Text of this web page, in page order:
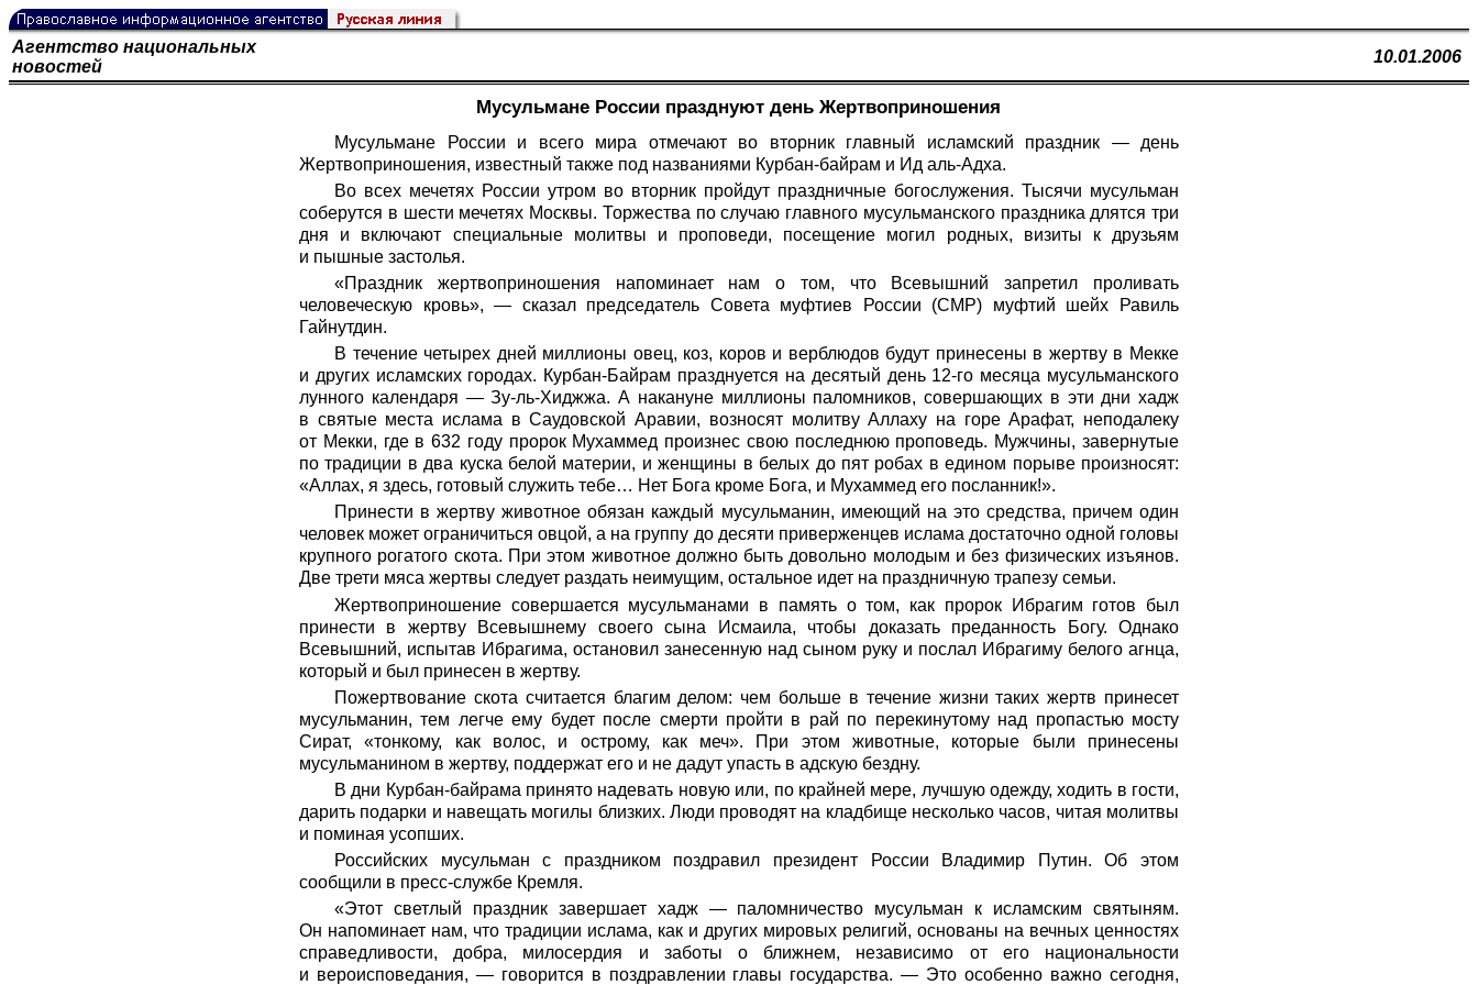
Агентство национальных
новостей
10.01.2006
Мусульмане России празднуют день Жертвоприношения
Мусульмане России и всего мира отмечают во вторник главный исламский праздник — день
Жертвоприношения, известный также под названиями Курбан-байрам и Ид аль-Адха.
Во всех мечетях России утром во вторник пройдут праздничные богослужения. Тысячи мусульман
соберутся в шести мечетях Москвы. Торжества по случаю главного мусульманского праздника длятся три
дня и включают специальные молитвы и проповеди, посещение могил родных, визиты к друзьям
и пышные застолья.
«Праздник жертвоприношения напоминает нам о том, что Всевышний запретил проливать
человеческую кровь», — сказал председатель Совета муфтиев России (СМР) муфтий шейх Равиль
Гайнутдин.
В течение четырех дней миллионы овец, коз, коров и верблюдов будут принесены в жертву в Мекке
и других исламских городах. Курбан-Байрам празднуется на десятый день 12-го месяца мусульманского
лунного календаря — Зу-ль-Хиджжа. А накануне миллионы паломников, совершающих в эти дни хадж
в святые места ислама в Саудовской Аравии, возносят молитву Аллаху на горе Арафат, неподалеку
от Мекки, где в 632 году пророк Мухаммед произнес свою последнюю проповедь. Мужчины, завернутые
по традиции в два куска белой материи, и женщины в белых до пят робах в едином порыве произносят:
«Аллах, я здесь, готовый служить тебе… Нет Бога кроме Бога, и Мухаммед его посланник!».
Принести в жертву животное обязан каждый мусульманин, имеющий на это средства, причем один
человек может ограничиться овцой, а на группу до десяти приверженцев ислама достаточно одной головы
крупного рогатого скота. При этом животное должно быть довольно молодым и без физических изъянов.
Две трети мяса жертвы следует раздать неимущим, остальное идет на праздничную трапезу семьи.
Жертвоприношение совершается мусульманами в память о том, как пророк Ибрагим готов был
принести в жертву Всевышнему своего сына Исмаила, чтобы доказать преданность Богу. Однако
Всевышний, испытав Ибрагима, остановил занесенную над сыном руку и послал Ибрагиму белого агнца,
который и был принесен в жертву.
Пожертвование скота считается благим делом: чем больше в течение жизни таких жертв принесет
мусульманин, тем легче ему будет после смерти пройти в рай по перекинутому над пропастью мосту
Сират, «тонкому, как волос, и острому, как меч». При этом животные, которые были принесены
мусульманином в жертву, поддержат его и не дадут упасть в адскую бездну.
В дни Курбан-байрама принято надевать новую или, по крайней мере, лучшую одежду, ходить в гости,
дарить подарки и навещать могилы близких. Люди проводят на кладбище несколько часов, читая молитвы
и поминая усопших.
Российских мусульман с праздником поздравил президент России Владимир Путин. Об этом
сообщили в пресс-службе Кремля.
«Этот светлый праздник завершает хадж — паломничество мусульман к исламским святыням.
Он напоминает нам, что традиции ислама, как и других мировых религий, основаны на вечных ценностях
справедливости, добра, милосердия и заботы о ближнем, независимо от его национальности
и вероисповедания, — говорится в поздравлении главы государства. — Это особенно важно сегодня,